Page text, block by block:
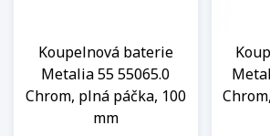
Koupelnová baterie
Metalia 55 55065.0
Chrom, plná páčka, 100
mm